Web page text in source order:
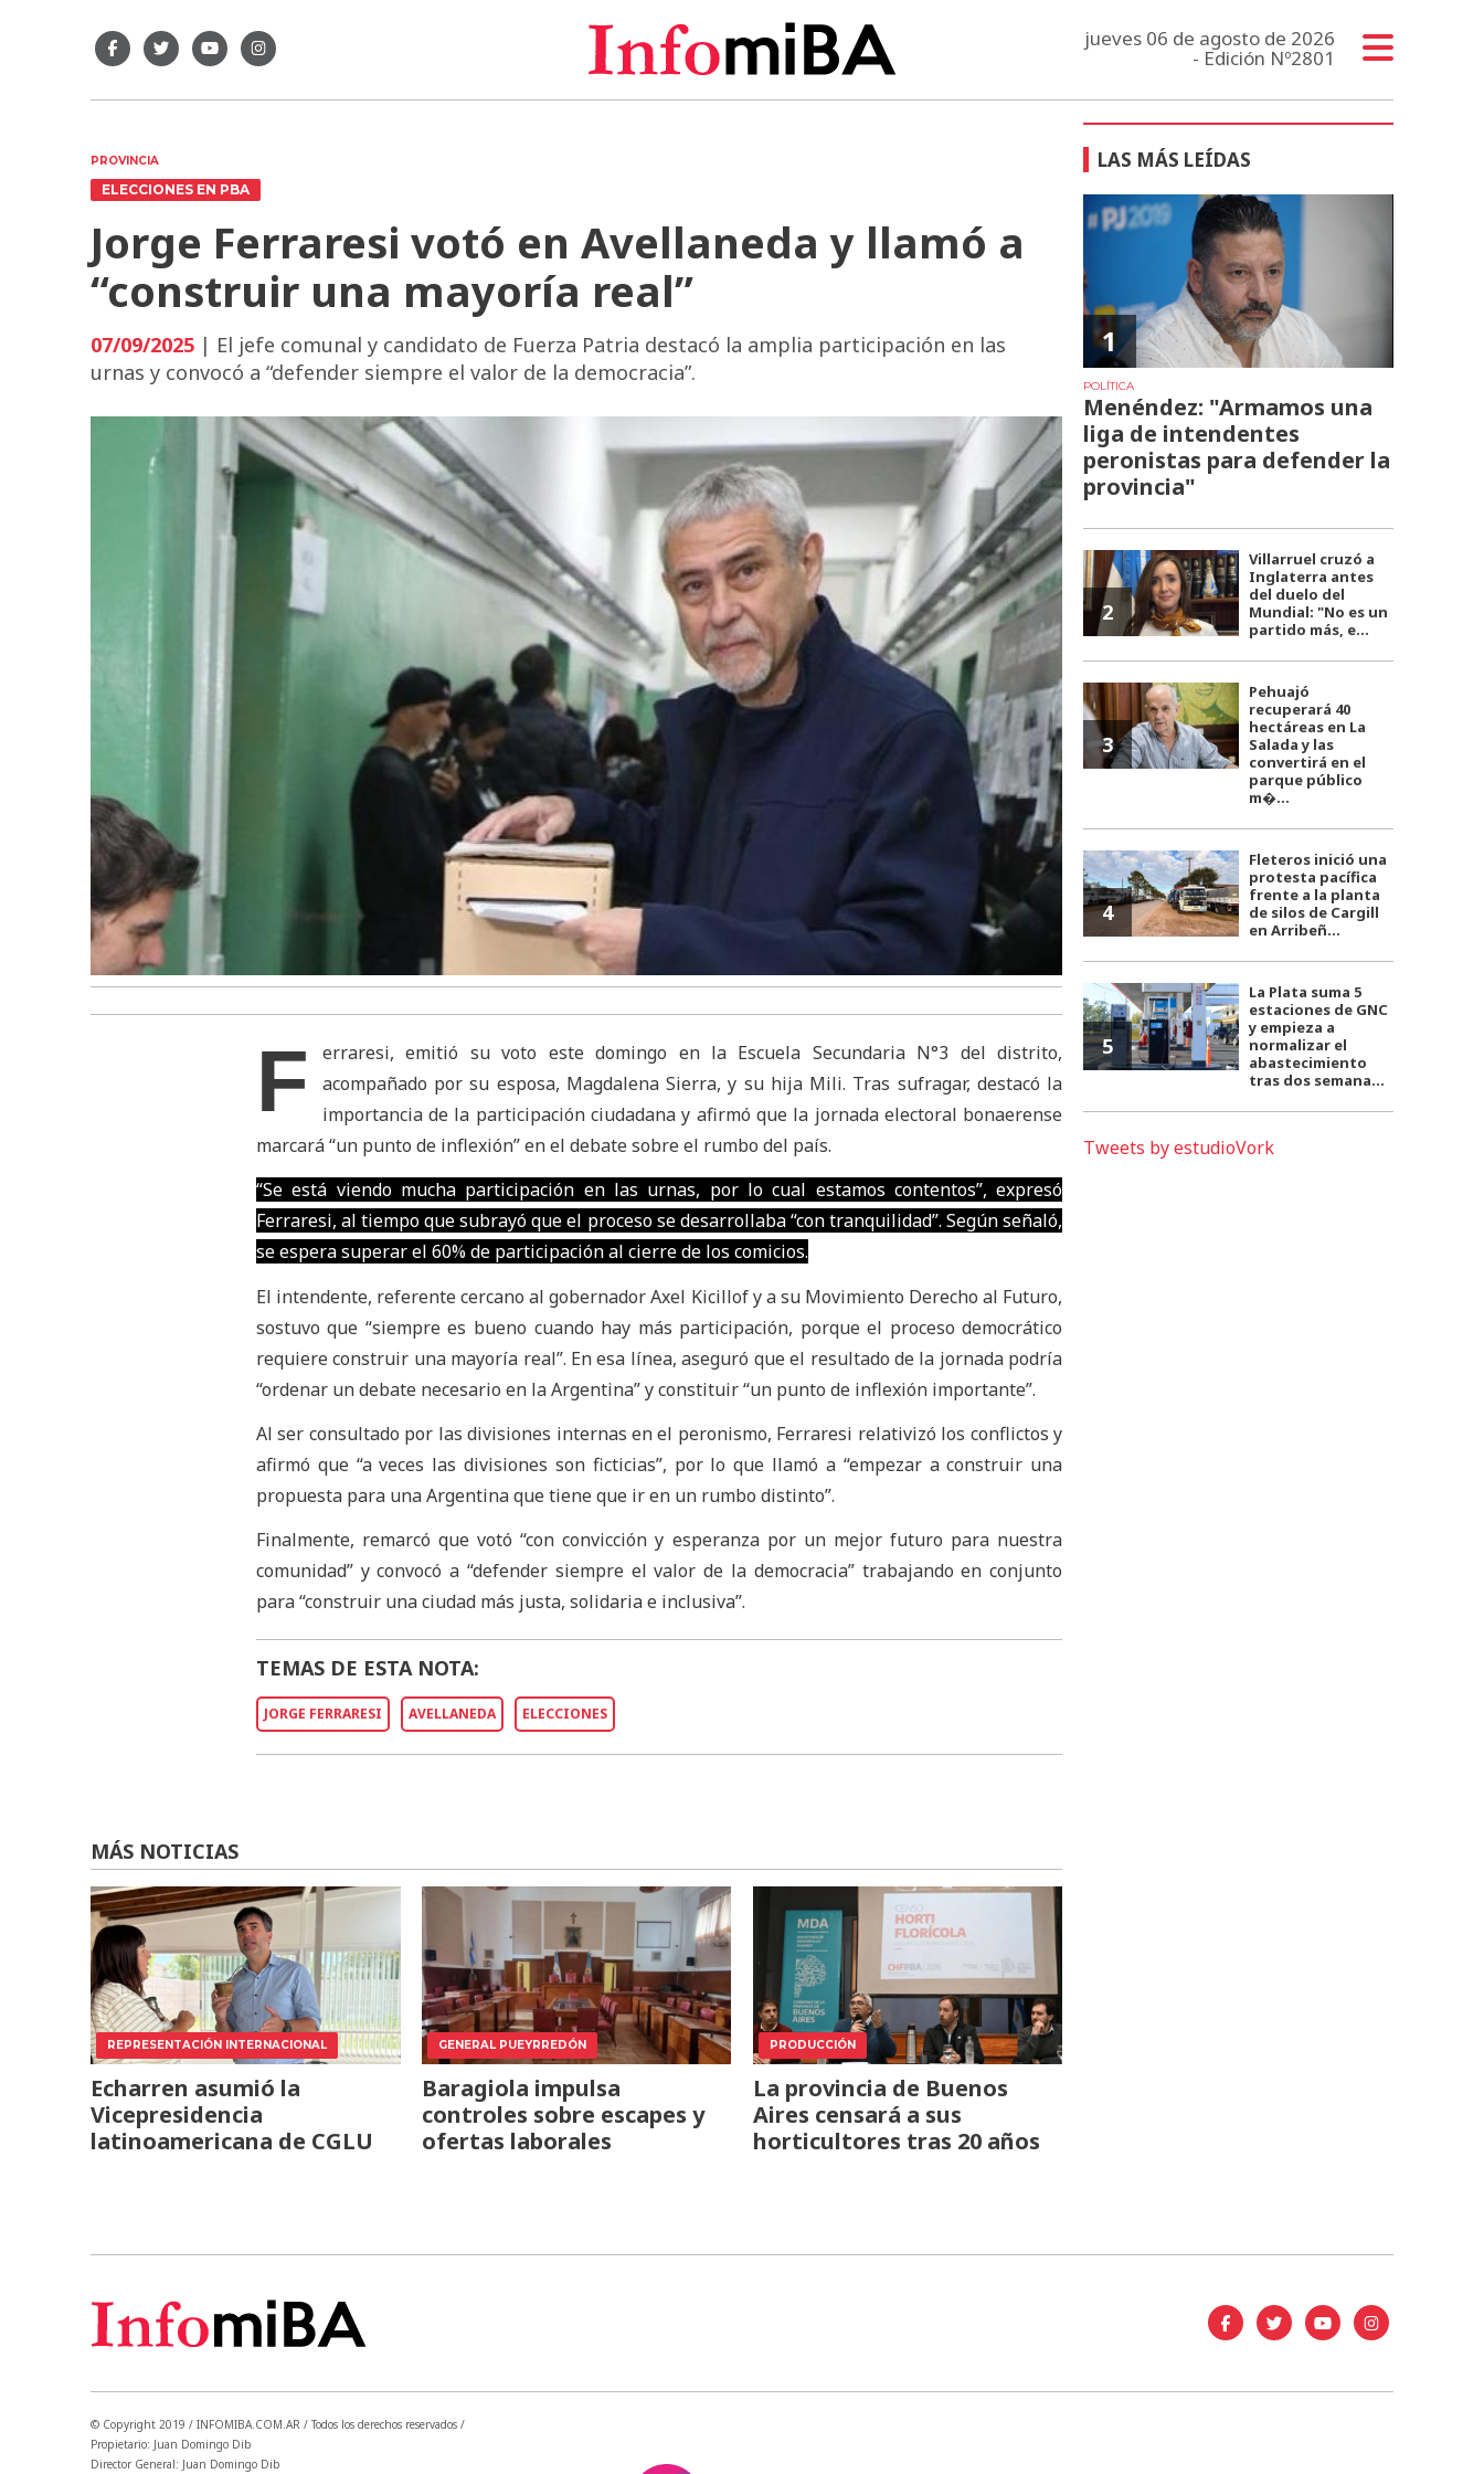
jueves 06 de agosto de 2026
- Edición Nº2801
PROVINCIA
ELECCIONES EN PBA
Jorge Ferraresi votó en Avellaneda y llamó a
“construir una mayoría real”
07/09/2025 | El jefe comunal y candidato de Fuerza Patria destacó la amplia participación en las
urnas y convocó a “defender siempre el valor de la democracia”.
F
erraresi, emitió su voto este domingo en la Escuela Secundaria N°3 del distrito,
acompañado por su esposa, Magdalena Sierra, y su hija Mili. Tras sufragar, destacó la
importancia de la participación ciudadana y afirmó que la jornada electoral bonaerense
marcará “un punto de inflexión” en el debate sobre el rumbo del país.
“Se está viendo mucha participación en las urnas, por lo cual estamos contentos”, expresó
Ferraresi, al tiempo que subrayó que el proceso se desarrollaba “con tranquilidad”. Según señaló,
se espera superar el 60% de participación al cierre de los comicios.
El intendente, referente cercano al gobernador Axel Kicillof y a su Movimiento Derecho al Futuro,
sostuvo que “siempre es bueno cuando hay más participación, porque el proceso democrático
requiere construir una mayoría real”. En esa línea, aseguró que el resultado de la jornada podría
“ordenar un debate necesario en la Argentina” y constituir “un punto de inflexión importante”.
Al ser consultado por las divisiones internas en el peronismo, Ferraresi relativizó los conflictos y
afirmó que “a veces las divisiones son ficticias”, por lo que llamó a “empezar a construir una
propuesta para una Argentina que tiene que ir en un rumbo distinto”.
Finalmente, remarcó que votó “con convicción y esperanza por un mejor futuro para nuestra
comunidad” y convocó a “defender siempre el valor de la democracia” trabajando en conjunto
para “construir una ciudad más justa, solidaria e inclusiva”.
TEMAS DE ESTA NOTA:
JORGE FERRARESI AVELLANEDA ELECCIONES
MÁS NOTICIAS
REPRESENTACIÓN INTERNACIONAL
Echarren asumió la
Vicepresidencia
latinoamericana de CGLU
GENERAL PUEYRREDÓN
Baragiola impulsa
controles sobre escapes y
ofertas laborales
PRODUCCIÓN
La provincia de Buenos
Aires censará a sus
horticultores tras 20 años
LAS MÁS LEÍDAS
1
POLÍTICA
Menéndez: "Armamos una
liga de intendentes
peronistas para defender la
provincia"
2
Villarruel cruzó a
Inglaterra antes
del duelo del
Mundial: "No es un
partido más, e...
3
Pehuajó
recuperará 40
hectáreas en La
Salada y las
convertirá en el
parque público
m�...
4
Fleteros inició una
protesta pacífica
frente a la planta
de silos de Cargill
en Arribeñ...
5
La Plata suma 5
estaciones de GNC
y empieza a
normalizar el
abastecimiento
tras dos semana...
Tweets by estudioVork
© Copyright 2019 / INFOMIBA.COM.AR / Todos los derechos reservados /
Propietario: Juan Domingo Dib
Director General: Juan Domingo Dib